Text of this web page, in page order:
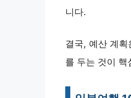
니다.
결국, 예산 계
를 두는 것이 핵